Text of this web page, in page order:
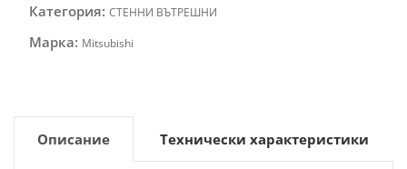
Категория: СТЕННИ ВЪТРЕШНИ
Марка: Mitsubishi
Описание Технически характеристики